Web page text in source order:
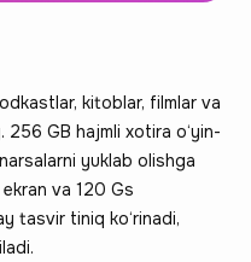
kitoblar, filmlar va
256 GB hajmli xotira o‘yin-
yuklab olishga
va 120 Gs
tasvir tiniq ko‘rinadi,